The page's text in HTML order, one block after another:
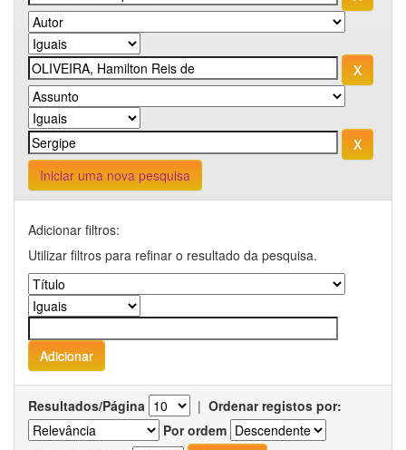
Iniciar uma nova pesquisa
Adicionar filtros:
Utilizar filtros para refinar o resultado da pesquisa.
Resultados/Página | Ordenar registos por:
Por ordem